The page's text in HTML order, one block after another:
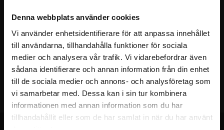
Denna webbplats använder cookies
Vi använder enhetsidentifierare för att anpassa innehållet
till användarna, tillhandahålla funktioner för sociala
medier och analysera vår trafik. Vi vidarebefordrar även
sådana identifierare och annan information från din enhet
till de sociala medier och annons- och analysföretag som
vi samarbetar med. Dessa kan i sin tur kombinera
informationen med annan information som du har
tillhandahållit eller som de har samlat in när du har använt
Ditt namn
Din e-post